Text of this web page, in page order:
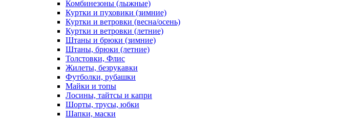
Комбинезоны (лыжные)
Куртки и пуховики (зимние)
Куртки и ветровки (весна/осень)
Куртки и ветровки (летние)
Штаны и брюки (зимние)
Штаны, брюки (летние)
Толстовки, Флис
Жилеты, безрукавки
Футболки, рубашки
Майки и топы
Лосины, тайтсы и капри
Шорты, трусы, юбки
Шапки, маски